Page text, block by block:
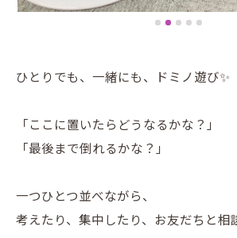
ひとりでも、一緒にも、ドミノ遊び✨
「ここに置いたらどうなるかな？」
「最後まで倒れるかな？」
一つひとつ並べながら、
考えたり、集中したり、お友だちと